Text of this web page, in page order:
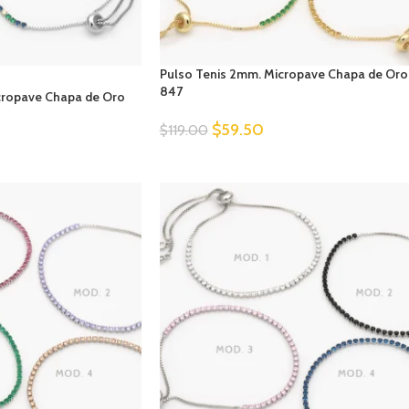
Chapa de Oro
Pulso Tenis 2mm. Micropave Chapa de Oro
847
$119.00 $59.50